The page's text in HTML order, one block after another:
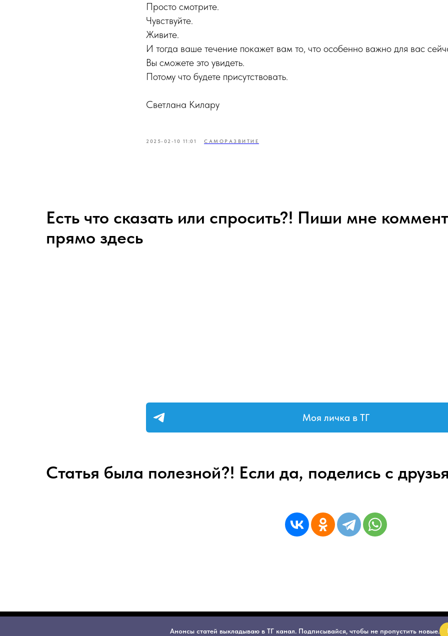
Просто смотрите.
Чувствуйте.
Живите.
И тогда ваше течение покажет вам то, что особенно важно для вас
Вы сможете это увидеть.
Потому что будете присутствовать.
Светлана Килару
2025-02-10 11:01 САМОРАЗВИТИЕ
Есть что сказать или спросить?! Пиши мне
прямо здесь
Моя личка в ТГ
Статья была полезной?! Если да, поделись с
Анонсы статей выкладываю в ТГ канал. Подписывайся, чтобы не пропустить новые.
Made on Tilda